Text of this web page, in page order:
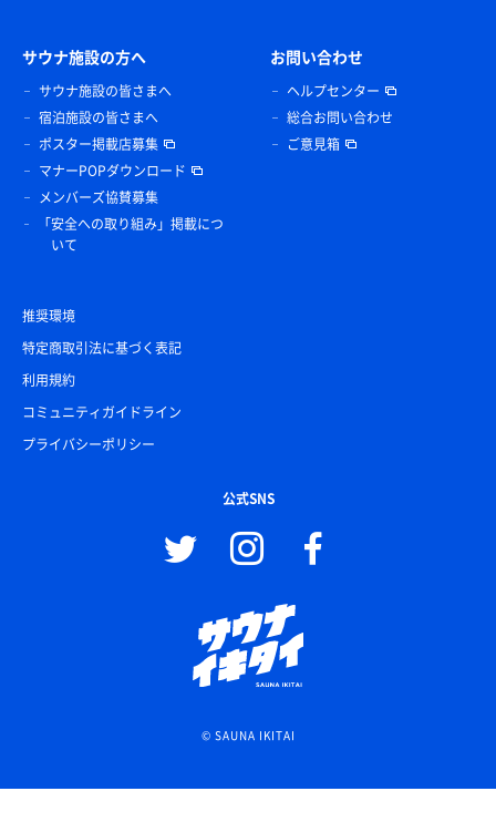
サウナ施設の方へ
サウナ施設の皆さまへ
宿泊施設の皆さまへ
ポスター掲載店募集
マナーPOPダウンロード
メンバーズ協賛募集
「安全への取り組み」掲載につ
いて
お問い合わせ
ヘルプセンター
総合お問い合わせ
ご意見箱
推奨環境
特定商取引法に基づく表記
利用規約
コミュニティガイドライン
プライバシーポリシー
公式SNS
© SAUNA IKITAI